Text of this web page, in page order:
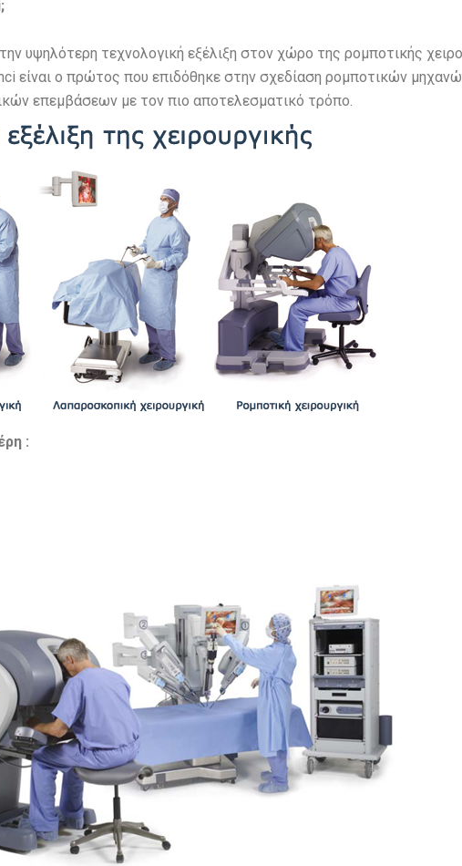
υψηλότερη τεχνολογική εξέλιξη στον χώρο της ρομποτικής
είναι o πρώτος που επιδόθηκε στην σχεδίαση ρομποτικών
επεμβάσεων με τον πιο αποτελεσματικό τρόπο.
: